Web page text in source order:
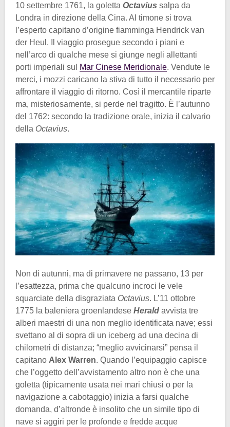
10 settembre 1761, la goletta Octavius salpa da
Londra in direzione della Cina. Al timone si trova
l’esperto capitano d’origine fiamminga Hendrick van
der Heul. Il viaggio prosegue secondo i piani e
nell’arco di qualche mese si giunge negli allettanti
porti imperiali sul
Mar Cinese Meridionale. Vendute le
merci, i mozzi caricano la stiva di tutto il necessario per
affrontare il viaggio di ritorno. Così il mercantile riparte
ma, misteriosamente, si perde nel tragitto. È l’autunno
del 1762: secondo la tradizione orale, inizia il calvario
della Octavius.
Non di autunni, ma di primavere ne passano, 13 per
l’esattezza, prima che qualcuno incroci le vele
squarciate della disgraziata Octavius. L’11 ottobre
1775 la baleniera groenlandese Herald avvista tre
alberi maestri di una non meglio identificata nave; essi
svettano al di sopra di un iceberg ad una decina di
chilometri di distanza; “meglio avvicinarsi” pensa il
capitano Alex Warren. Quando l’equipaggio capisce
che l’oggetto dell’avvistamento altro non è che una
goletta (tipicamente usata nei mari chiusi o per la
navigazione a cabotaggio) inizia a farsi qualche
domanda, d’altronde è insolito che un simile tipo di
nave si aggiri per le profonde e fredde acque